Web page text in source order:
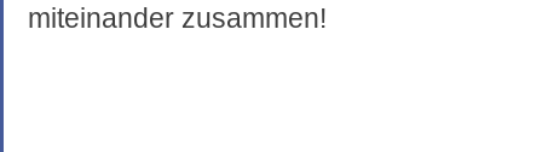
miteinander zusammen!